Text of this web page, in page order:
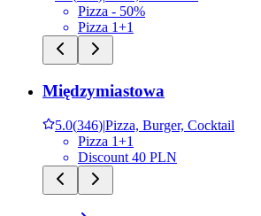
Pizza - 50%
Pizza 1+1
Międzymiastowa
5.0(346)|Pizza, Burger, Cocktail
Pizza 1+1
Discount 40 PLN